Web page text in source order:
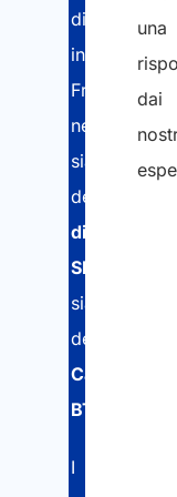
distaccati
in
Francia
sia
della
SIPSI
sia
della
Carta
BTP
I
una
dai